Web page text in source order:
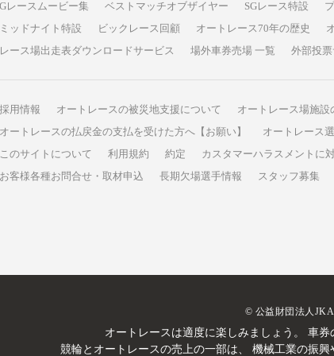
Gレースムービー集 ベストマッチオブザイヤー SGレース特設
ミッドナイト特設
ビックレース回顧 オートレース70年の歴史
レース場出走表ダウンロードサービス
場外車券売場 一覧 外部投
採用情報 オートレースの被災地支援について
オートレース場施
オートレースの払戻金の支払を受けた方へ【お願い】
オートレース
このサイトについて
利用規約 約定
カスタマーハラスメントに
お客様各種お問合せ・取材申込
長期欠場選手情報 スタッフ募集
© 公益財団法人JKA
オートレースは適度に楽しみましょう。
車券
競輪とオートレースの売上の一部は、
機械工業の振興